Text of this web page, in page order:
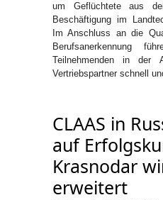
um Geflüchtete aus
Beschäftigung im
Im Anschluss an die
Berufsanerkennung
Teilnehmenden in der
Vertriebspartner schnell
CLAAS in
auf
Krasnodar
erweitert